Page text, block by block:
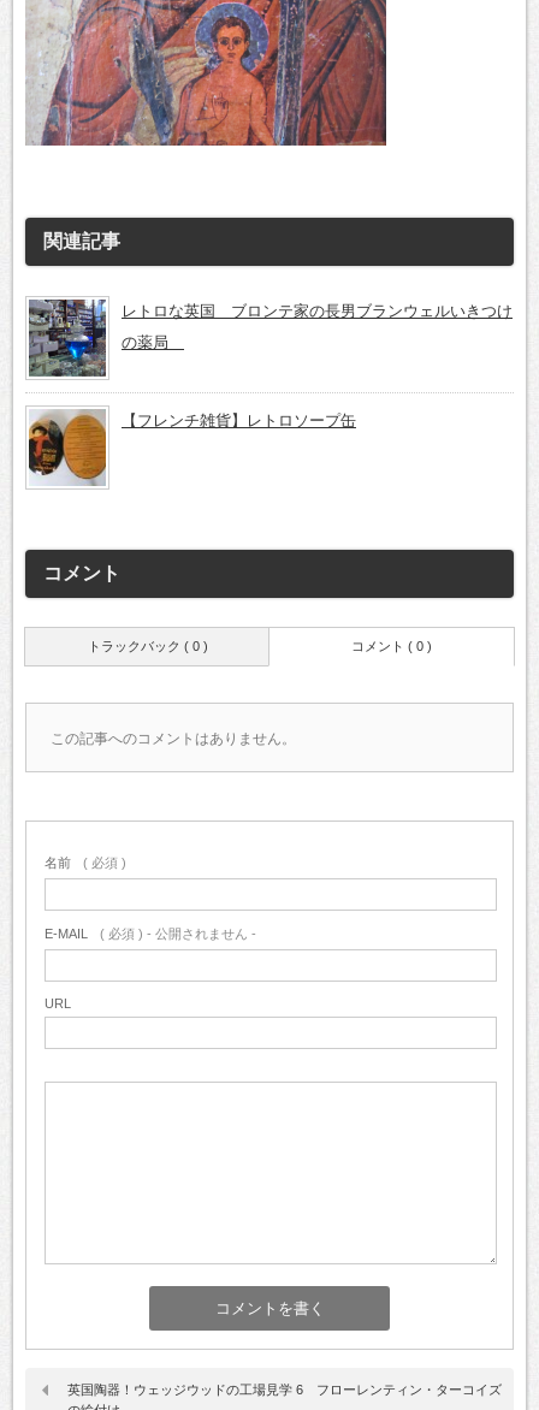
関連記事
レトロな英国 ブロンテ家の長男ブランウェルいきつけ
の薬局
【フレンチ雑貨】レトロソープ缶
コメント
トラックバック ( 0 ) コメント ( 0 )
この記事へのコメントはありません。
名前 ( 必須 )
E-MAIL ( 必須 ) - 公開されません -
URL
英国陶器！ウェッジウッドの工場見学 6 フローレンティン・ターコイズ